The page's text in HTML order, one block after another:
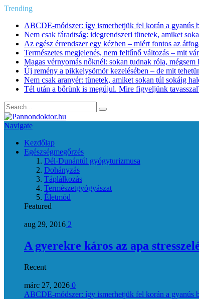
Trending
ABCDE‑módszer: így ismerhetjük fel korán a gyanús
Nem csak fáradtság: idegrendszeri tünetek, amiket
Az egész érrendszer egy kézben – miért fontos az
Természetes megjelenés, nem feltűnő változás – mit
Magas vérnyomás nőknél: sokan tudnak róla, mégsem
Új remény a pikkelysömör kezelésében – de mit
Nem csak aranyér: tünetek, amiket sokan túl sokáig
Tél után a bőrünk is megújul. Mire figyeljünk
Navigate
Kezdőlap
Egészségmegőrzés
Dél-Dunántúl gyógyturizmusa
Dohányzás
Táplálkozás
Természetgyógyászat
Életmód
Featured
aug 29, 2016 2
A gyerekre káros az apa
Recent
márc 27, 2026 0
ABCDE‑módszer: így ismerhetjük fel korán a gyanús